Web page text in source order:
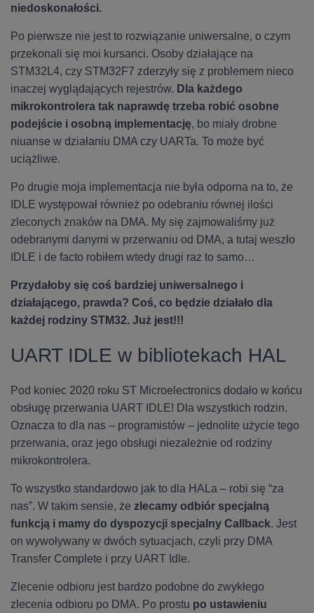
niedoskonałości.
Po pierwsze nie jest to rozwiązanie uniwersalne, o czym
przekonali się moi kursanci. Osoby działające na
STM32L4, czy STM32F7 zderzyły się z problemem nieco
inaczej wyglądających rejestrów. Dla każdego
mikrokontrolera tak naprawdę trzeba robić osobne
podejście i osobną implementację, bo miały drobne
niuanse w działaniu DMA czy UARTa. To może być
uciążliwe.
Po drugie moja implementacja nie była odporna na to, że
IDLE występował również po odebraniu równej ilości
zleconych znaków na DMA. My się zajmowaliśmy już
odebranymi danymi w przerwaniu od DMA, a tutaj weszło
IDLE i de facto robiłem wtedy drugi raz to samo…
Przydałoby się coś bardziej uniwersalnego i
działającego, prawda? Coś, co będzie działało dla
każdej rodziny STM32. Już jest!!!
UART IDLE w bibliotekach HAL
Pod koniec 2020 roku ST Microelectronics dodało w końcu
obsługę przerwania UART IDLE! Dla wszystkich rodzin.
Oznacza to dla nas – programistów – jednolite użycie tego
przerwania, oraz jego obsługi niezależnie od rodziny
mikrokontrolera.
To wszystko standardowo jak to dla HALa – robi się “za
nas”. W takim sensie, że zlecamy odbiór specjalną
funkcją i mamy do dyspozycji specjalny Callback. Jest
on wywoływany w dwóch sytuacjach, czyli przy DMA
Transfer Complete i przy UART Idle.
Zlecenie odbioru jest bardzo podobne do zwykłego
zlecenia odbioru po DMA. Po prostu po ustawieniu